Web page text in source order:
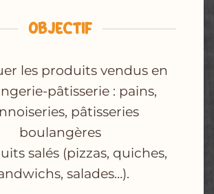
OBJECTIF
les produits vendus en
pâtisserie : pains,
pâtisseries
boulangères
salés (pizzas, quiches,
salades…).